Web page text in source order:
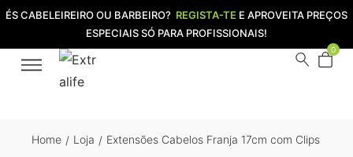
ÉS CABELEIREIRO OU BARBEIRO? REGISTA-TE E APROVEITA PREÇOS
ESPECIAIS SÓ PARA PROFISSIONAIS!
0
Home / Loja / Extensões Cabelos Franja 17cm com Clips